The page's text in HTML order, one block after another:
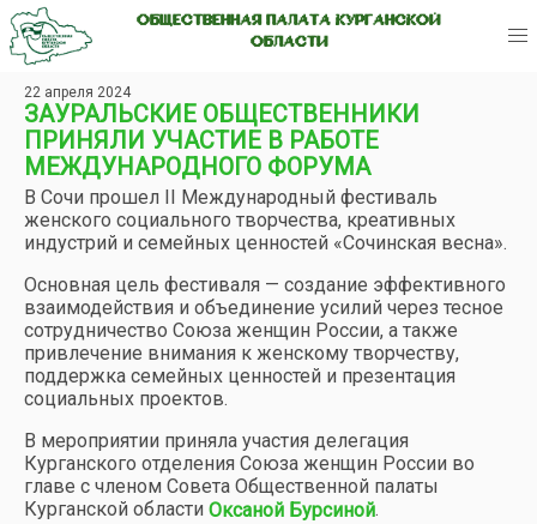
ОБЩЕСТВЕННАЯ ПАЛАТА КУРГАНСКОЙ
ОБЛАСТИ
22 апреля 2024
ЗАУРАЛЬСКИЕ ОБЩЕСТВЕННИКИ
ПРИНЯЛИ УЧАСТИЕ В РАБОТЕ
МЕЖДУНАРОДНОГО ФОРУМА
В Сочи прошел II Международный фестиваль
женского социального творчества, креативных
индустрий и семейных ценностей «Сочинская весна».
Основная цель фестиваля — создание эффективного
взаимодействия и объединение усилий через тесное
сотрудничество Союза женщин России, а также
привлечение внимания к женскому творчеству,
поддержка семейных ценностей и презентация
социальных проектов.
В мероприятии приняла участия делегация
Курганского отделения Союза женщин России во
главе с членом Совета Общественной палаты
Курганской области Оксаной Бурсиной.